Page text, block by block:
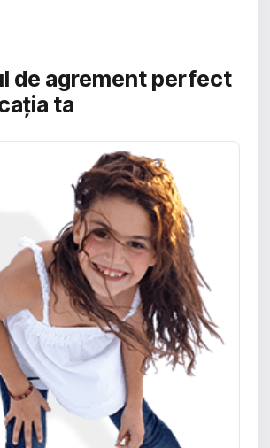
de agrement perfect
ta